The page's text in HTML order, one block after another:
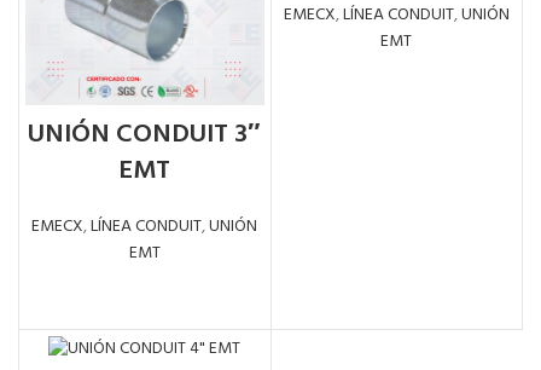
UNIÓN CONDUIT 3″
EMT
EMECX,LÍNEA CONDUIT,UNIÓN
EMT
EMECX,LÍNEA CONDUIT,UNIÓN
EMT